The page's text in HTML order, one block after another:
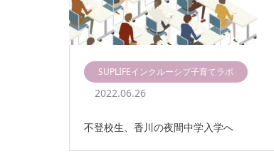
SUPLIFEインクルーシブ子育てラボ
2022.06.26
不登校生、香川の夜間中学入学へ